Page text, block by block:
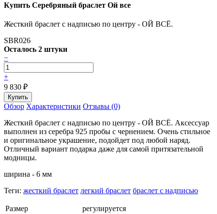
Купить Серебряный браслет Ой все
Жесткий браслет с надписью по центру - ОЙ ВСЁ.
SBR026
Осталось 2 штуки
−
+
9 830 ₽
Обзор Характеристики Отзывы (0)
Жесткий браслет с надписью по центру - ОЙ ВСЁ. Аксессуар
выполнен из серебра 925 пробы с чернением. Очень стильное
и оригинальное украшение, подойдет под любой наряд.
Отличный вариант подарка даже для самой притязательной
модницы.
ширина - 6 мм
Теги: жесткий браслет легкий браслет браслет с надписью
Размер
регулируется